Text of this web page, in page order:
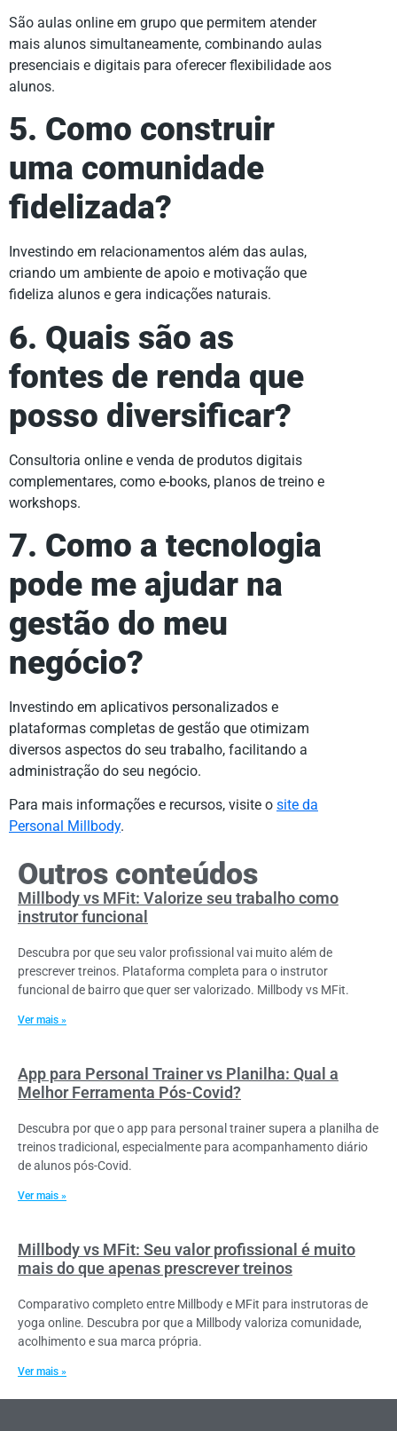
São aulas online em grupo que permitem atender
mais alunos simultaneamente, combinando aulas
presenciais e digitais para oferecer flexibilidade aos
alunos.
5. Como construir
uma comunidade
fidelizada?
Investindo em relacionamentos além das aulas,
criando um ambiente de apoio e motivação que
fideliza alunos e gera indicações naturais.
6. Quais são as
fontes de renda que
posso diversificar?
Consultoria online e venda de produtos digitais
complementares, como e-books, planos de treino e
workshops.
7. Como a tecnologia
pode me ajudar na
gestão do meu
negócio?
Investindo em aplicativos personalizados e
plataformas completas de gestão que otimizam
diversos aspectos do seu trabalho, facilitando a
administração do seu negócio.
Para mais informações e recursos, visite o site da
Personal Millbody.
Outros conteúdos
Millbody vs MFit: Valorize seu trabalho como
instrutor funcional
Descubra por que seu valor profissional vai muito além de
prescrever treinos. Plataforma completa para o instrutor
funcional de bairro que quer ser valorizado. Millbody vs MFit.
Ver mais »
App para Personal Trainer vs Planilha: Qual a
Melhor Ferramenta Pós-Covid?
Descubra por que o app para personal trainer supera a planilha de
treinos tradicional, especialmente para acompanhamento diário
de alunos pós-Covid.
Ver mais »
Millbody vs MFit: Seu valor profissional é muito
mais do que apenas prescrever treinos
Comparativo completo entre Millbody e MFit para instrutoras de
yoga online. Descubra por que a Millbody valoriza comunidade,
acolhimento e sua marca própria.
Ver mais »